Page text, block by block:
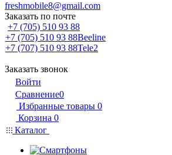
freshmobile8@gmail.com
Заказать по почте
+7 (705) 510 93 88
+7 (705) 510 93 88Beeline
+7 (707) 510 93 88Tele2
Заказать звонок
Войти
Сравнение0
Избранные товары 0
Корзина 0
Каталог